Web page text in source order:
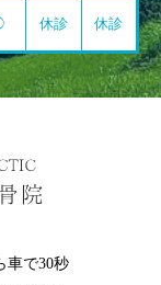
休診 休診
車で30秒